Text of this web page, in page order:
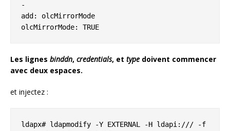
-
add: olcMirrorMode
olcMirrorMode: TRUE
Les lignes binddn, credentials, et type doivent commencer
avec deux espaces.
et injectez :
ldapx# ldapmodify -Y EXTERNAL -H ldapi:/// -f